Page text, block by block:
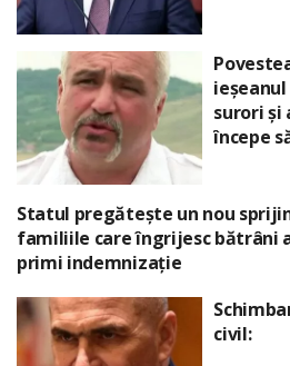
surori și
începe
Statul pregătește un nou
familiile care îngrijesc bătrâni
primi indemnizație
civil: